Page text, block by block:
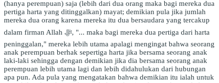
(hanya perempuan) saja (lebih dari dua orang maka bagi mereka dua
pertiga harta yang ditinggalkan) mayat; demikian pula jika jumlah
mereka dua orang karena mereka itu dua bersaudara yang tercakup
dalam firman Allah ﷻ, "... maka bagi mereka dua pertiga dari harta
peninggalan," mereka lebih utama apalagi mengingat bahwa seorang
anak perempuan berhak sepertiga harta jika bersama seorang anak
laki-laki sehingga dengan demikian jika dia bersama seorang anak
perempuan lebih utama lagi dan lebih didahulukan dari hubungan
apa pun. Ada pula yang mengatakan bahwa demikian itu ialah untuk